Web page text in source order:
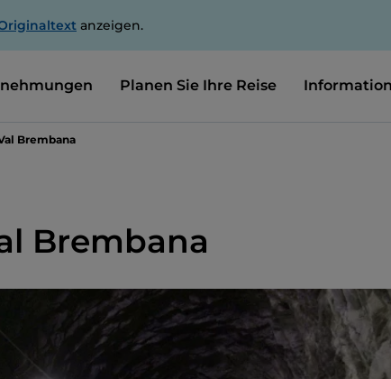
anzeigen.
Planen Sie Ihre Reise
Brembana
Brembana